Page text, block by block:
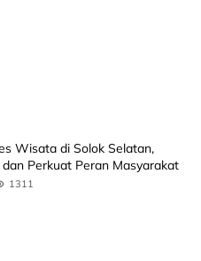
Wisata di Solok Selatan,
dan Perkuat Peran Masyarakat
1311